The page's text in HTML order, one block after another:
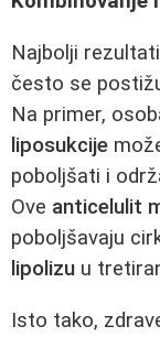
Najbolji
često se
Na primer,
liposukcije
poboljšati i
Ove anticelulit
poboljšavaju
lipolizu u
Isto tako,